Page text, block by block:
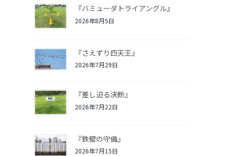
『バミューダトライアングル』
2026年8月5日
『さえずり四天王』
2026年7月29日
『差し迫る決断』
2026年7月22日
『鉄壁の守備』
2026年7月15日